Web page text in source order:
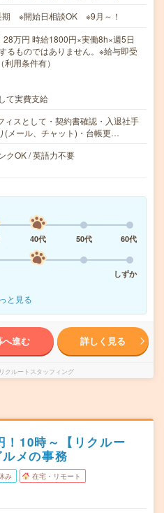
期 ※開始日相談OK ※9月～！
万円 時給1800円×実働8h×週5日
るものではありません。※給与即受
用条件有）
て実費支給
ィスとして・契約書確認・入退社手
(メール、チャット)・台帳更…
クOK / 英語力不要
40代 50代
60代
しずか
と見る
へ進む 詳しく見る
クルートスタッフィング
！10時～【リクルー
メの事務
み 在宅・リモート